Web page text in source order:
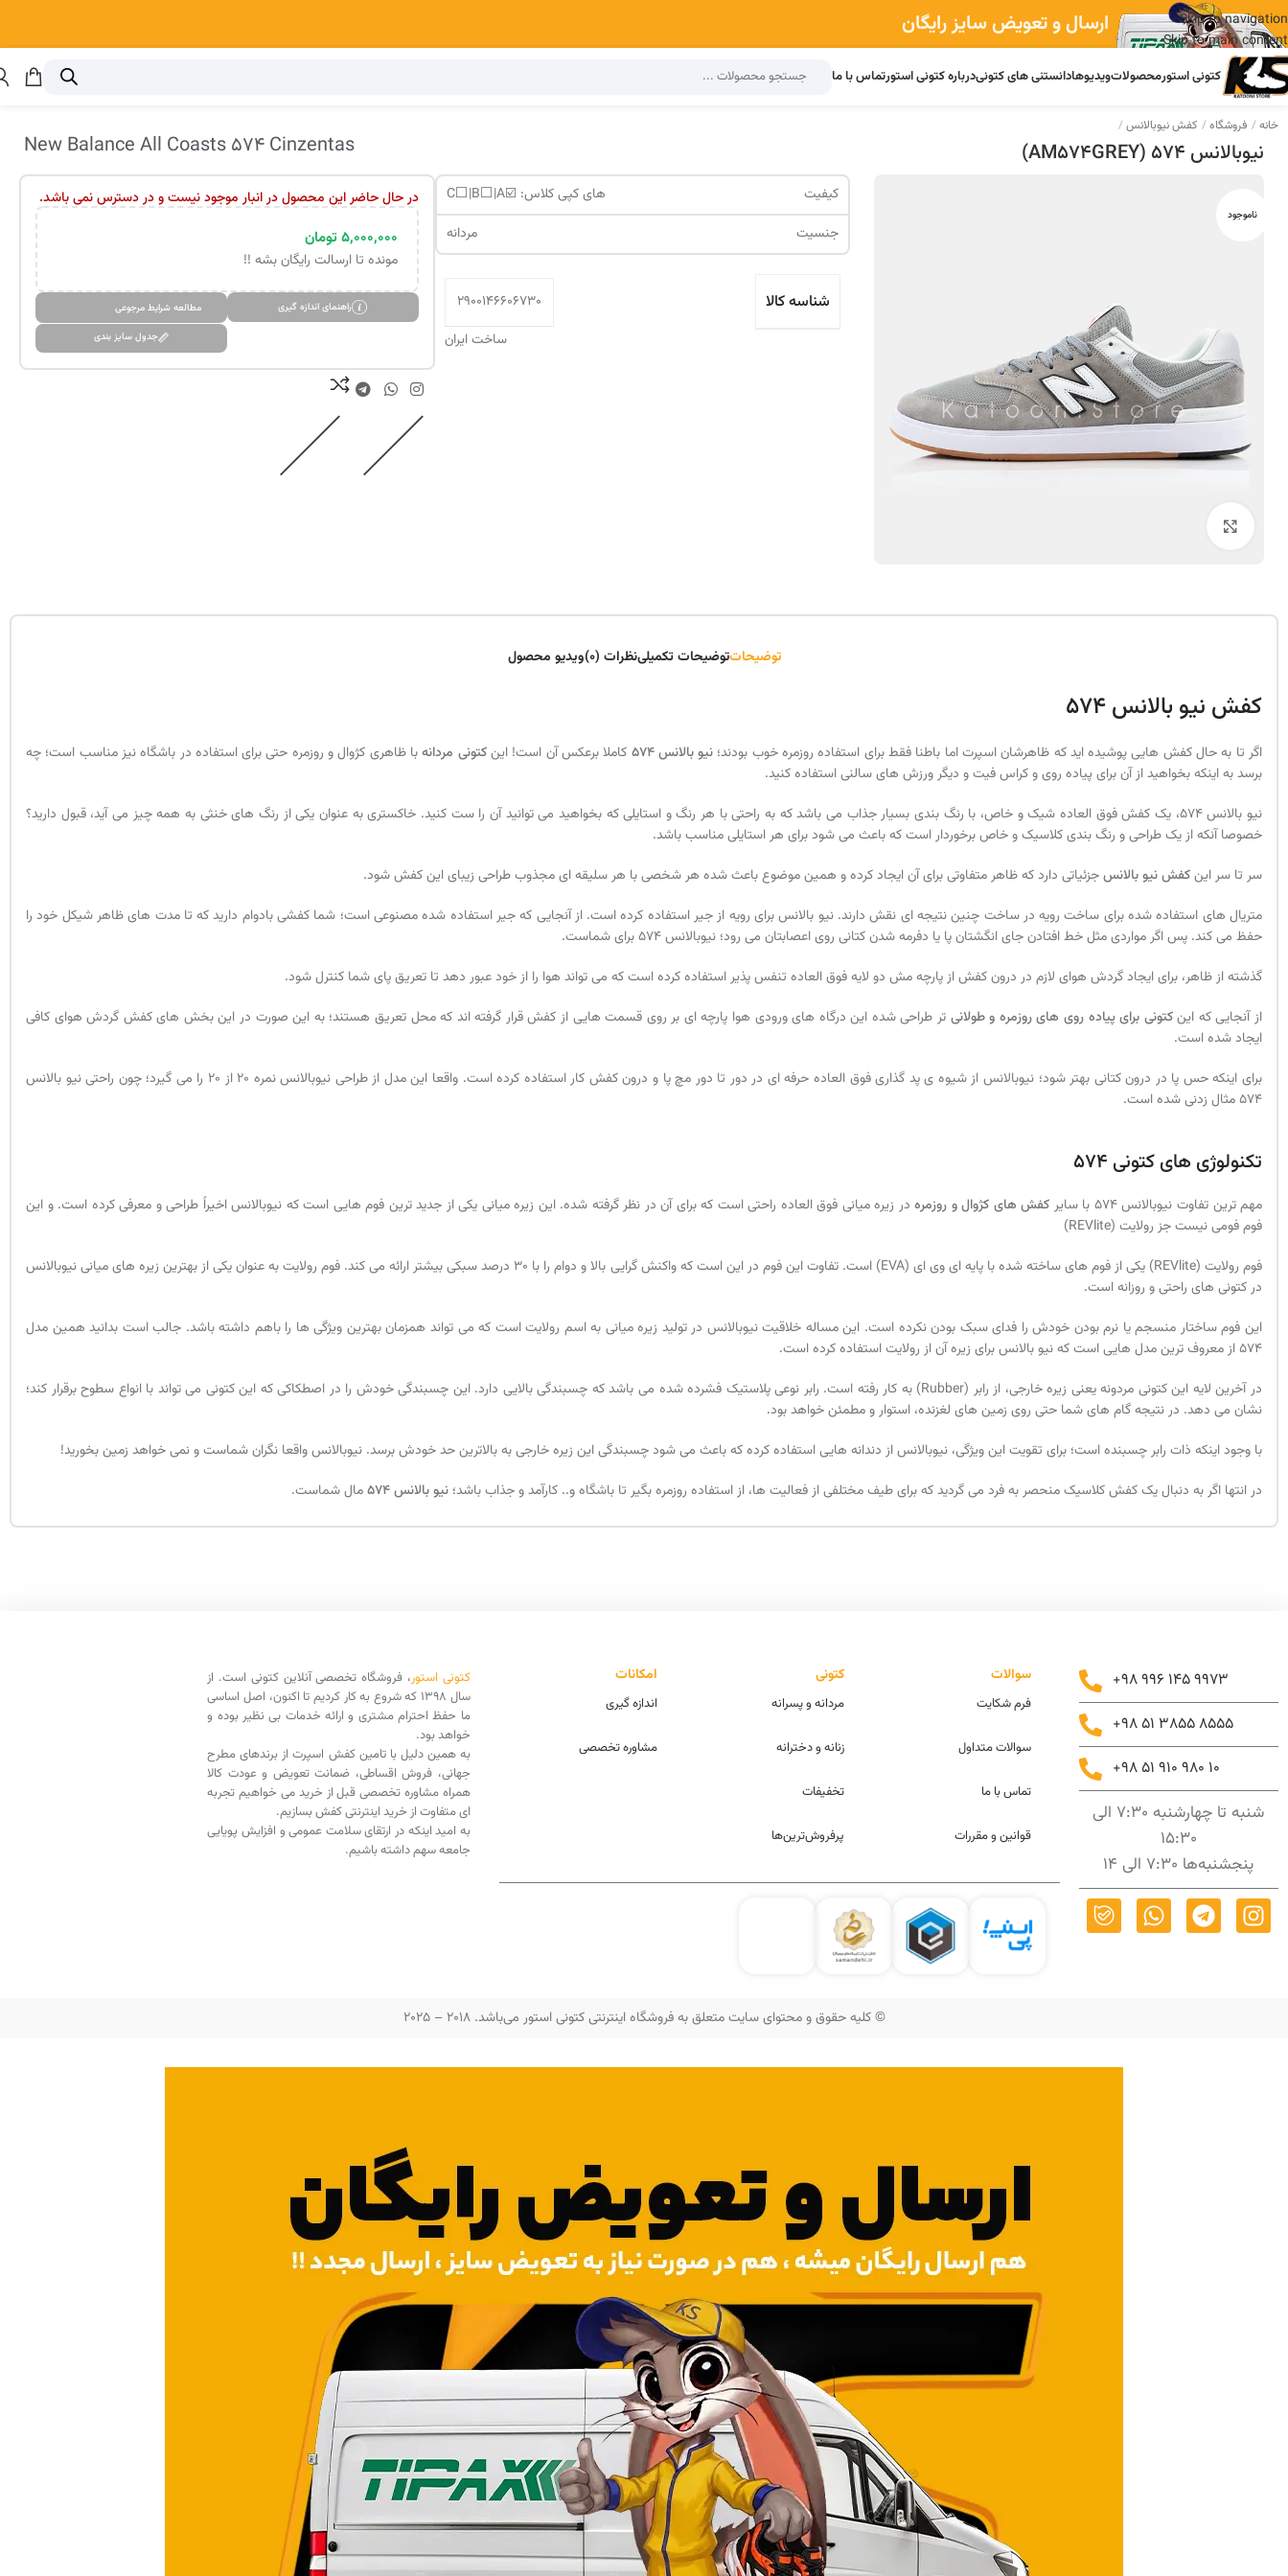
Skip to navigation
Skip to main content
ارسال و تعویض سایز رایگان
کتونی استورمحصولاتویدیوهادانستنی های کتونیدرباره کتونی استورتماس با ما
خانه فروشگاه کفش نیوبالانس
نیوبالانس 574 (AM574GREY) New Balance All Coasts 574 Cinzentas
ناموجود
کیفیت
های کپی کلاس: ☑️C⬜️|B⬜️|A
جنسیت
مردانه
شناسه کالا
2900146606730
ساخت ایران
در حال حاضر این محصول در انبار موجود نیست و در دسترس نمی باشد.
۵,۰۰۰,۰۰۰تومان
مونده تا ارسالت رایگان بشه !!
راهنمای اندازه گیری مطالعه شرایط مرجوعی
جدول سایز بندی
توضیحاتتوضیحات تکمیلینظرات (0) ویدیو محصول
کفش نیو بالانس 574
اگر تا به حال کفش هایی پوشیده اید که ظاهرشان اسپرت اما باطنا فقط برای استفاده روزمره خوب بودند؛ نیو بالانس 574 کاملا برعکس آن است! اینکتونی مردانهبا ظاهری کژوال و روزمره حتی برای استفاده در باشگاه نیز مناسب است؛ چه
برسد به اینکه بخواهید از آن برای پیاده روی و کراس فیت و دیگر ورزش های سالنی استفاده کنید.
نیو بالانس 574، یک کفش فوق العاده شیک و خاص، با رنگ بندی بسیار جذاب می باشد که به راحتی با هر رنگ و استایلی که بخواهید می توانید آن را ست کنید. خاکستری به عنوان یکی از رنگ های خنثی به همه چیز می آید، قبول دارید؟
خصوصا آنکه از یک طراحی و رنگ بندی کلاسیک و خاص برخوردار است که باعث می شود برای هر استایلی مناسب باشد.
سر تا سر اینکفش نیو بالانسجزئیاتی دارد که ظاهر متفاوتی برای آن ایجاد کرده و همین موضوع باعث شده هر شخصی با هر سلیقه ای مجذوب طراحی زیبای این کفش شود.
متریال های استفاده شده برای ساخت رویه در ساخت چنین نتیجه ای نقش دارند. نیو بالانس برای رویه از جیر استفاده کرده است. از آنجایی که جیر استفاده شده مصنوعی است؛ شما کفشی بادوام دارید که تا مدت های ظاهر شیکل خود را
حفظ می کند. پس اگر مواردی مثل خط افتادن جای انگشتان پا یا دفرمه شدن کتانی روی اعصابتان می رود؛ نیوبالانس 574 برای شماست.
گذشته از ظاهر، برای ایجاد گردش هوای لازم در درون کفش از پارچه مش دو لایه فوق العاده تنفس پذیر استفاده کرده است که می تواند هوا را از خود عبور دهد تا تعریق پای شما کنترل شود.
از آنجایی که اینکتونی برای پیاده روی های روزمره و طولانی تر طراحی شده این درگاه های ورودی هوا پارچه ای بر روی قسمت هایی از کفش قرار گرفته اند که محل تعریق هستند؛ به این صورت در این بخش های کفش گردش هوای کافی
ایجاد شده است.
برای اینکه حس پا در درون کتانی بهتر شود؛ نیوبالانس از شیوه ی پد گذاری فوق العاده حرفه ای در دور تا دور مچ پا و درون کفش کار استفاده کرده است. واقعا این مدل از طراحی نیوبالانس نمره 20 از 20 را می گیرد؛ چون راحتی نیو بالانس
574 مثال زدنی شده است.
تکنولوژی های کتونی 574
مهم ترین تفاوت نیوبالانس 574 با سایر کفش های کژوال و روزمرهدر زیره میانی فوق العاده راحتی است که برای آن در نظر گرفته شده. این زیره میانی یکی از جدید ترین فوم هایی است که نیوبالانس اخیراً طراحی و معرفی کرده است. و این
فوم فومی نیست جز رولایت (REVlite)
فوم رولایت (REVlite) یکی از فوم های ساخته شده با پایه ای وی ای (EVA) است. تفاوت این فوم در این است که واکنش گرایی بالا و دوام را با 30 درصد سبکی بیشتر ارائه می کند. فوم رولایت به عنوان یکی از بهترین زیره های میانی نیوبالانس
در کتونی های راحتی و روزانه است.
این فوم ساختار منسجم یا نرم بودن خودش را فدای سبک بودن نکرده است. این مساله خلاقیت نیوبالانس در تولید زیره میانی به اسم رولایت است که می تواند همزمان بهترین ویژگی ها را باهم داشته باشد. جالب است بدانید همین مدل
574 از معروف ترین مدل هایی است که نیو بالانس برای زیره آن از رولایت استفاده کرده است.
در آخرین لایه این کتونی مردونه یعنی زیره خارجی، از رابر (Rubber) به کار رفته است. رابر نوعی پلاستیک فشرده شده می باشد که چسبندگی بالایی دارد. این چسبندگی خودش را در اصطکاکی که این کتونی می تواند با انواع سطوح برقرار کند؛
نشان می دهد. در نتیجه گام های شما حتی روی زمین های لغزنده، استوار و مطمئن خواهد بود.
با وجود اینکه ذات رابر چسبنده است؛ برای تقویت این ویژگی، نیوبالانس از دندانه هایی استفاده کرده که باعث می شود چسبندگی این زیره خارجی به بالاترین حد خودش برسد. نیوبالانس واقعا نگران شماست و نمی خواهد زمین بخورید!
در انتها اگر به دنبال یک کفش کلاسیک منحصر به فرد می گردید که برای طیف مختلفی از فعالیت ها، از استفاده روزمره بگیر تا باشگاه و.. کارآمد و جذاب باشد؛ نیو بالانس 574 مال شماست.
+98 996 145 9973
+98 51 3855 8555
+98 51 910 980 10
شنبه تا چهارشنبه 7:30 الی
15:30
پنجشنبه‌ها 7:30 الی 14
سوالات
فرم شکایت
سوالات متداول
تماس با ما
قوانین و مقررات
کتونی
مردانه و پسرانه
زنانه و دخترانه
تخفیفات
پرفروش‌ترین‌ها
امکانات
اندازه گیری
مشاوره تخصصی
کتونی استور، فروشگاه تخصصی آنلاین کتونی است. از
سال 1398 که شروع به کار کردیم تا اکنون، اصل اساسی
ما حفظ احترام مشتری و ارائه خدمات بی نظیر بوده و
خواهد بود.
به همین دلیل با تامین کفش اسپرت از برندهای مطرح
جهانی، فروش اقساطی، ضمانت تعویض و عودت کالا
همراه مشاوره تخصصی قبل از خرید می خواهیم تجربه
ای متفاوت از خرید اینترنتی کفش بسازیم.
به امید اینکه در ارتقای سلامت عمومی و افزایش پویایی
جامعه سهم داشته باشیم.
© کلیه حقوق و محتوای سایت متعلق به فروشگاه اینترنتی کتونی استور می‌باشد. 2018 – 2025